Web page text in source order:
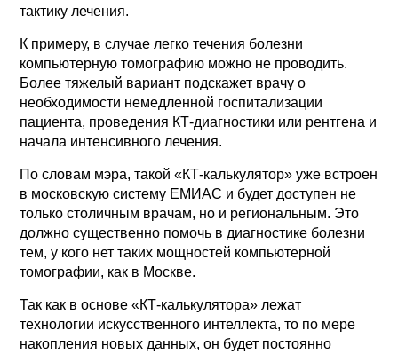
тактику лечения.
К примеру, в случае легко течения болезни
компьютерную томографию можно не проводить.
Более тяжелый вариант подскажет врачу о
необходимости немедленной госпитализации
пациента, проведения КТ-диагностики или рентгена и
начала интенсивного лечения.
По словам мэра, такой «КТ-калькулятор» уже встроен
в московскую систему ЕМИАС и будет доступен не
только столичным врачам, но и региональным. Это
должно существенно помочь в диагностике болезни
тем, у кого нет таких мощностей компьютерной
томографии, как в Москве.
Так как в основе «КТ-калькулятора» лежат
технологии искусственного интеллекта, то по мере
накопления новых данных, он будет постоянно